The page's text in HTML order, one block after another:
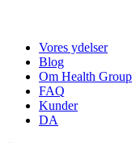
Vores ydelser
Blog
Om Health Group
FAQ
Kunder
DA